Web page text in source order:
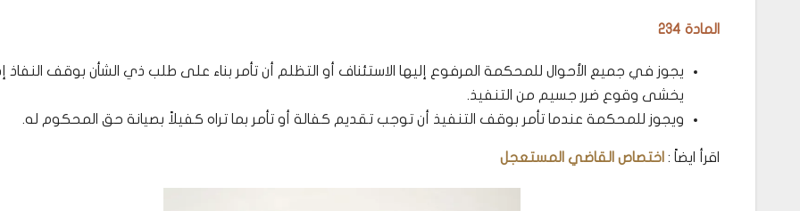
المادة 234
يجوز في جميع الأحوال للمحكمة المرفوع إليها الاستئناف أو التظلم أن تأمر بناء على طلب ذي الشأن بوقف النفاذ
يخشى وقوع ضرر جسيم من التنفيذ.
ويجوز للمحكمة عندما تأمر بوقف التنفيذ أن توجب تقديم كفالة أو تأمر بما تراه كفيلاً بصيانة حق المحكوم له.
اقرأ ايضاً : اختصاص القاضي المستعجل